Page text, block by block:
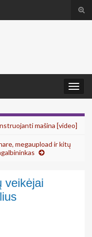
mašina [video]
megaupload ir kitų
veikėjai